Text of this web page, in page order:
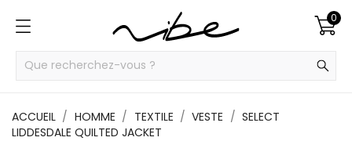
0
ACCUEIL HOMME TEXTILE VESTE
SELECT
LIDDESDALE QUILTED JACKET